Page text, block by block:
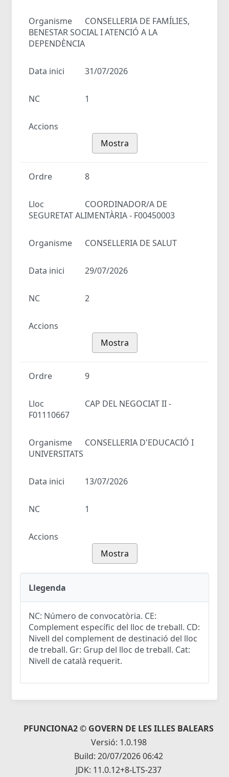
Organisme
CONSELLERIA DE FAMÍLIES,
BENESTAR SOCIAL I ATENCIÓ A LA
DEPENDÈNCIA
Data inici 31/07/2026
NC 1
Accions
Mostra
Ordre 8
Lloc
COORDINADOR/A DE
SEGURETAT ALIMENTÀRIA - F00450003
Organisme CONSELLERIA DE SALUT
Data inici 29/07/2026
NC 2
Accions
Mostra
Ordre 9
Lloc
CAP DEL NEGOCIAT II -
F01110667
Organisme
CONSELLERIA D'EDUCACIÓ I
UNIVERSITATS
Data inici 13/07/2026
NC 1
Accions
Mostra
Llegenda
NC: Número de convocatòria. CE:
Complement específic del lloc de treball. CD:
Nivell del complement de destinació del lloc
de treball. Gr: Grup del lloc de treball. Cat:
Nivell de català requerit.
PFUNCIONA2 © GOVERN DE LES ILLES BALEARS
Versió: 1.0.198
Build: 20/07/2026 06:42
JDK: 11.0.12+8-LTS-237